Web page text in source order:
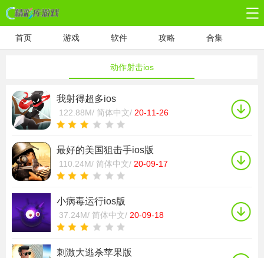
首页 游戏 软件 攻略 合集
动作射击ios
我射得超多ios
122.88M/ 简体中文/ 20-11-26
最好的美国狙击手ios版
110.24M/ 简体中文/ 20-09-17
小病毒运行ios版
37.24M/ 简体中文/ 20-09-18
刺激大逃杀苹果版